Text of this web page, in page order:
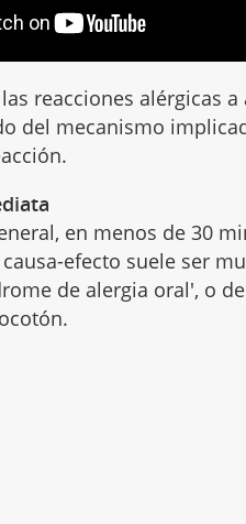
reacciones alérgicas
del mecanismo
en menos de 30
efecto suele ser
de alergia oral', o